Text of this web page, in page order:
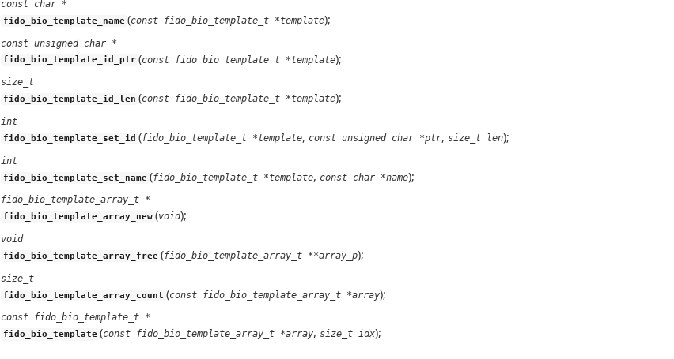
const char *
fido_bio_template_name (const fido_bio_template_t *template);
const unsigned char *
fido_bio_template_id_ptr (const fido_bio_template_t *template);
size_t
fido_bio_template_id_len (const fido_bio_template_t *template);
int
fido_bio_template_set_id (fido_bio_template_t *template, const unsigned char *ptr, size_t len);
int
fido_bio_template_set_name (fido_bio_template_t *template, const char *name);
fido_bio_template_array_t *
fido_bio_template_array_new (void);
void
fido_bio_template_array_free (fido_bio_template_array_t **array_p);
size_t
fido_bio_template_array_count (const fido_bio_template_array_t *array);
const fido_bio_template_t *
fido_bio_template (const fido_bio_template_array_t *array, size_t idx);